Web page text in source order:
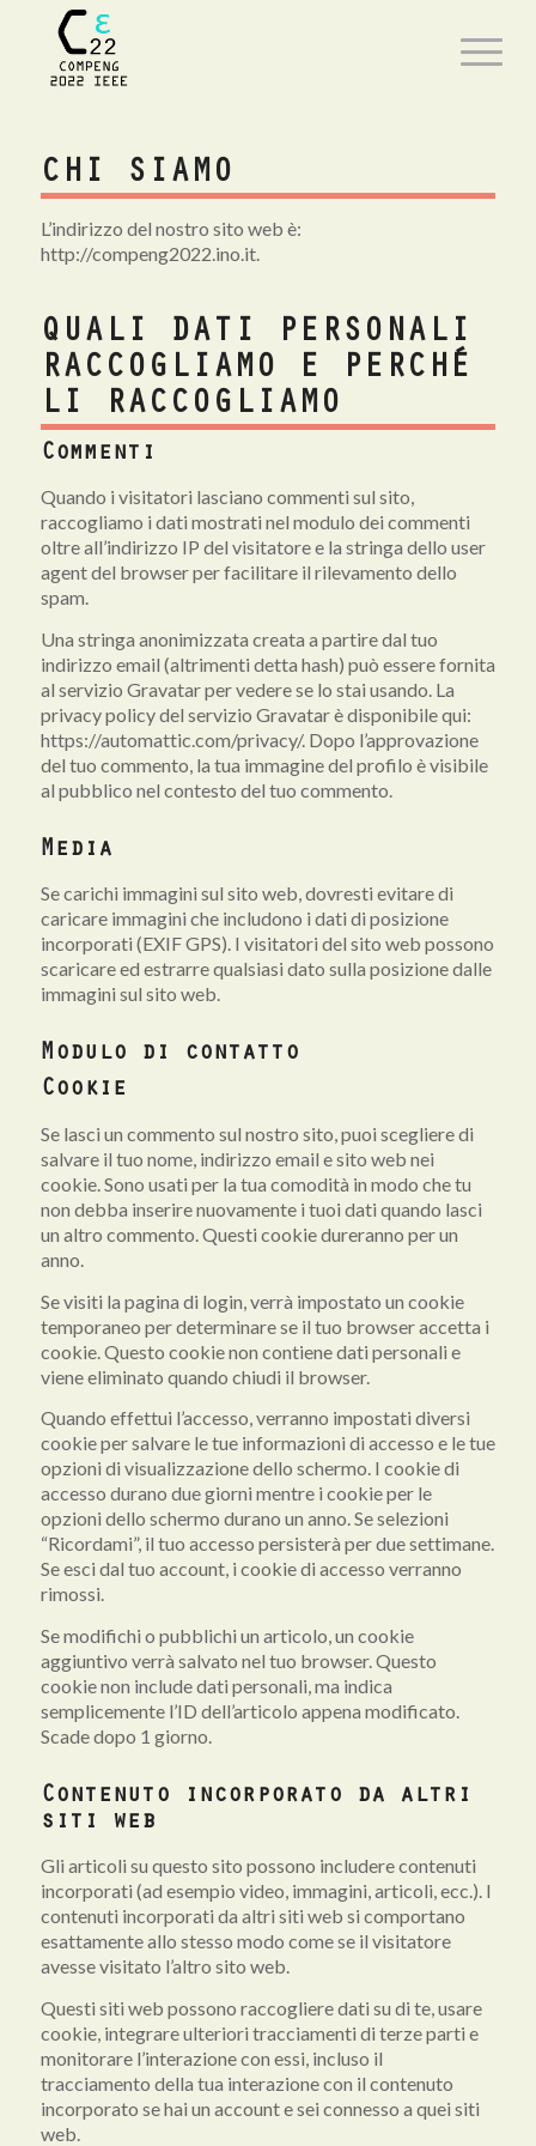
CHI SIAMO
L’indirizzo del nostro sito web è:
http://compeng2022.ino.it.
QUALI DATI PERSONALI
RACCOGLIAMO E PERCHÉ
LI RACCOGLIAMO
Commenti
Quando i visitatori lasciano commenti sul sito,
raccogliamo i dati mostrati nel modulo dei commenti
oltre all’indirizzo IP del visitatore e la stringa dello user
agent del browser per facilitare il rilevamento dello
spam.
Una stringa anonimizzata creata a partire dal tuo
indirizzo email (altrimenti detta hash) può essere fornita
al servizio Gravatar per vedere se lo stai usando. La
privacy policy del servizio Gravatar è disponibile qui:
https://automattic.com/privacy/. Dopo l’approvazione
del tuo commento, la tua immagine del profilo è visibile
al pubblico nel contesto del tuo commento.
Media
Se carichi immagini sul sito web, dovresti evitare di
caricare immagini che includono i dati di posizione
incorporati (EXIF GPS). I visitatori del sito web possono
scaricare ed estrarre qualsiasi dato sulla posizione dalle
immagini sul sito web.
Modulo di contatto
Cookie
Se lasci un commento sul nostro sito, puoi scegliere di
salvare il tuo nome, indirizzo email e sito web nei
cookie. Sono usati per la tua comodità in modo che tu
non debba inserire nuovamente i tuoi dati quando lasci
un altro commento. Questi cookie dureranno per un
anno.
Se visiti la pagina di login, verrà impostato un cookie
temporaneo per determinare se il tuo browser accetta i
cookie. Questo cookie non contiene dati personali e
viene eliminato quando chiudi il browser.
Quando effettui l’accesso, verranno impostati diversi
cookie per salvare le tue informazioni di accesso e le tue
opzioni di visualizzazione dello schermo. I cookie di
accesso durano due giorni mentre i cookie per le
opzioni dello schermo durano un anno. Se selezioni
“Ricordami”, il tuo accesso persisterà per due settimane.
Se esci dal tuo account, i cookie di accesso verranno
rimossi.
Se modifichi o pubblichi un articolo, un cookie
aggiuntivo verrà salvato nel tuo browser. Questo
cookie non include dati personali, ma indica
semplicemente l’ID dell’articolo appena modificato.
Scade dopo 1 giorno.
Contenuto incorporato da altri
siti web
Gli articoli su questo sito possono includere contenuti
incorporati (ad esempio video, immagini, articoli, ecc.). I
contenuti incorporati da altri siti web si comportano
esattamente allo stesso modo come se il visitatore
avesse visitato l’altro sito web.
Questi siti web possono raccogliere dati su di te, usare
cookie, integrare ulteriori tracciamenti di terze parti e
monitorare l’interazione con essi, incluso il
tracciamento della tua interazione con il contenuto
incorporato se hai un account e sei connesso a quei siti
web.